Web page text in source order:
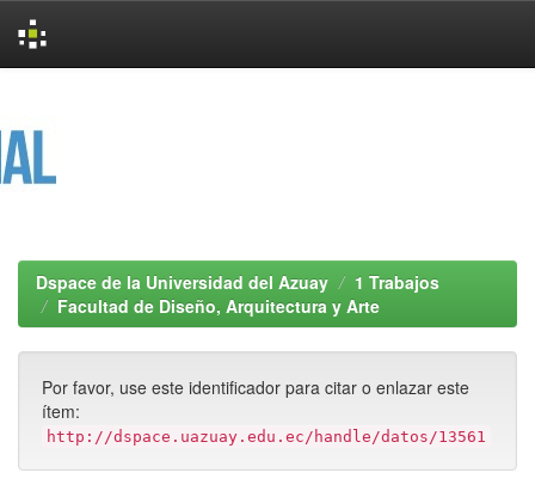
Dspace de la Universidad del Azuay
1 Trabajos
Facultad de Diseño, Arquitectura y Arte
Por favor, use este identificador para citar o enlazar este
ítem:
http://dspace.uazuay.edu.ec/handle/datos/13561